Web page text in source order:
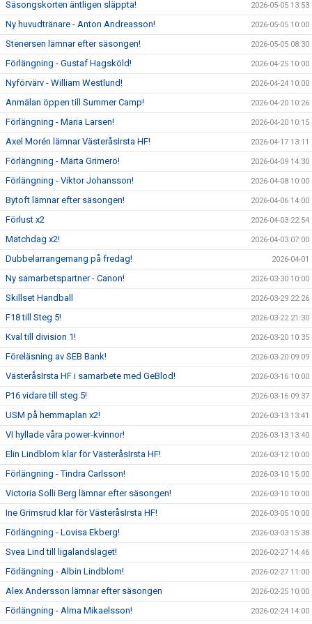
Säsongskorten äntligen släppta! 2026-05-05 13:53
Ny huvudtränare - Anton Andreasson! 2026-05-05 10:00
Stenersen lämnar efter säsongen! 2026-05-05 08:30
Förlängning - Gustaf Hagsköld! 2026-04-25 10:00
Nyförvärv - William Westlund! 2026-04-24 10:00
Anmälan öppen till Summer Camp! 2026-04-20 10:26
Förlängning - Maria Larsen! 2026-04-20 10:15
Axel Morén lämnar VästeråsIrsta HF! 2026-04-17 13:11
Förlängning - Märta Grimerö! 2026-04-09 14:30
Förlängning - Viktor Johansson! 2026-04-08 10:00
Bytoft lämnar efter säsongen! 2026-04-06 14:00
Förlust x2 2026-04-03 22:54
Matchdag x2! 2026-04-03 07:00
Dubbelarrangemang på fredag! 2026-04-01
Ny samarbetspartner - Canon! 2026-03-30 10:00
Skillset Handball 2026-03-29 22:26
F18 till Steg 5! 2026-03-22 21:30
Kval till division 1! 2026-03-20 10:35
Föreläsning av SEB Bank! 2026-03-20 09:09
VästeråsIrsta HF i samarbete med GeBlod! 2026-03-16 10:00
P16 vidare till steg 5! 2026-03-16 09:37
USM på hemmaplan x2! 2026-03-13 13:41
VI hyllade våra power-kvinnor! 2026-03-13 13:40
Elin Lindblom klar för VästeråsIrsta HF! 2026-03-12 10:00
Förlängning - Tindra Carlsson! 2026-03-10 15:00
Victoria Solli Berg lämnar efter säsongen! 2026-03-10 10:00
Ine Grimsrud klar för VästeråsIrsta HF! 2026-03-05 10:00
Förlängning - Lovisa Ekberg! 2026-03-03 15:38
Svea Lind till ligalandslaget! 2026-02-27 14:46
Förlängning - Albin Lindblom! 2026-02-27 11:00
Alex Andersson lämnar efter säsongen 2026-02-25 10:00
Förlängning - Alma Mikaelsson! 2026-02-24 14:00